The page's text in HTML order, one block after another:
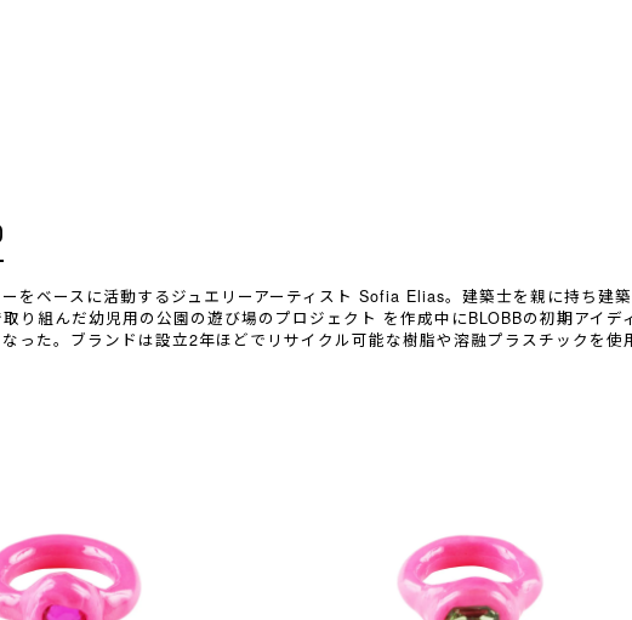
をベースに活動するジュエリーアーティスト Sofia Elias。建築士を親に持ち建
り組んだ幼児用の公園の遊び場のプロジェクト を作成中にBLOBBの初期アイ
った。ブランドは設立2年ほどでリサイクル可能な樹脂や溶融プラスチックを